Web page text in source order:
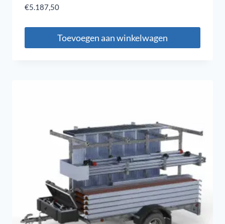
€5.187,50
Toevoegen aan winkelwagen